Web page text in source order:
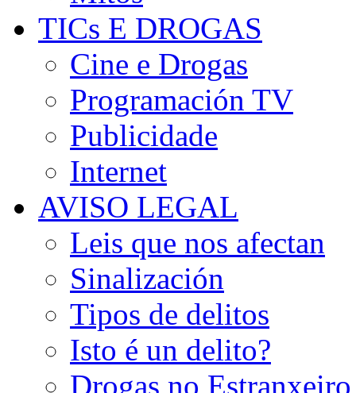
TICs E DROGAS
Cine e Drogas
Programación TV
Publicidade
Internet
AVISO LEGAL
Leis que nos afectan
Sinalización
Tipos de delitos
Isto é un delito?
Drogas no Estranxeiro